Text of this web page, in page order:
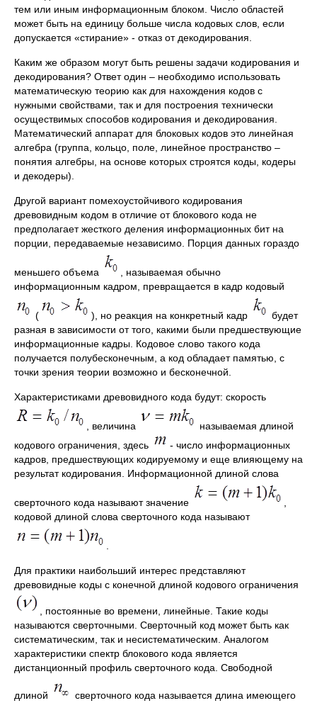
тем или иным информационным блоком. Число областей
может быть на единицу больше числа кодовых слов, если
допускается «стирание» - отказ от декодирования.
Каким же образом могут быть решены задачи кодирования и
декодирования? Ответ один – необходимо использовать
математическую теорию как для нахождения кодов с
нужными свойствами, так и для построения технически
осуществимых способов кодирования и декодирования.
Математический аппарат для блоковых кодов это линейная
алгебра (группа, кольцо, поле, линейное пространство –
понятия алгебры, на основе которых строятся коды, кодеры
и декодеры).
Другой вариант помехоустойчивого кодирования
древовидным кодом в отличие от блокового кода не
предполагает жесткого деления информационных бит на
порции, передаваемые независимо. Порция данных гораздо
меньшего объема
, называемая обычно
информационным кадром, превращается в кадр кодовый
( ), но реакция на конкретный кадр
будет
разная в зависимости от того, какими были предшествующие
информационные кадры. Кодовое слово такого кода
получается полубесконечным, а код обладает памятью, с
точки зрения теории возможно и бесконечной.
Характеристиками древовидного кода будут: скорость
, величина
называемая длиной
кодового ограничения, здесь
- число информационных
кадров, предшествующих кодируемому и еще влияющему на
результат кодирования. Информационной длиной слова
сверточного кода называют значение
кодовой длиной слова сверточного кода называют
Для практики наибольший интерес представляют
древовидные коды с конечной длиной кодового ограничения
, постоянные во времени, линейные. Такие коды
называются сверточными. Сверточный код может быть как
систематическим, так и несистематическим. Аналогом
характеристики спектр блокового кода является
дистанционный профиль сверточного кода. Свободной
длиной
сверточного кода называется длина имеющего